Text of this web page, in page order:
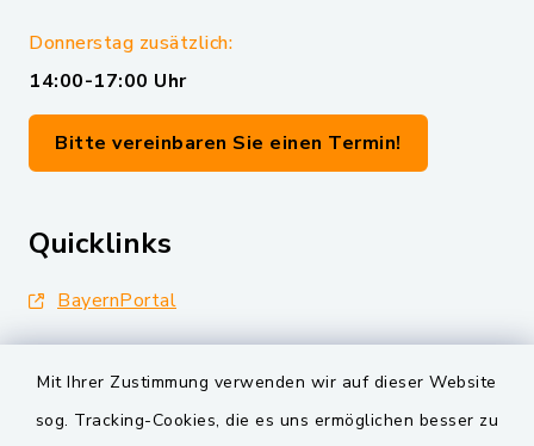
Mit Ihrer Zustimmung verwenden wir auf dieser Website
sog. Tracking-Cookies, die es uns ermöglichen besser zu
Donnerstag zusätzlich:
14:00-17:00 Uhr
Bitte vereinbaren Sie einen Termin!
Quicklinks
BayernPortal
Landkreis Schwandorf